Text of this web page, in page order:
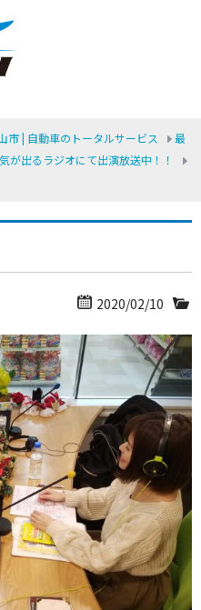
市 | 自動車のトータルサービス
最
が出るラジオにて出演放送中！！
2020/02/10